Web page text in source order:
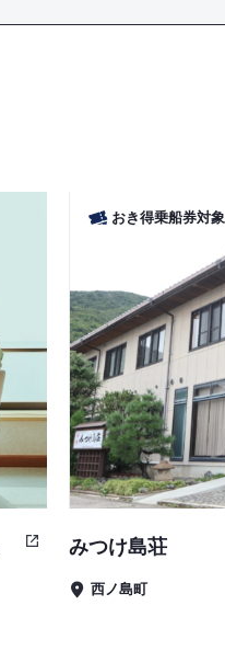
おき得乗船券対象
みつけ島荘
西ノ島町